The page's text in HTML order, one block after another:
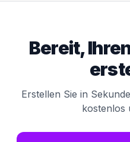
Bereit,
Erstellen Sie in
kostenlos